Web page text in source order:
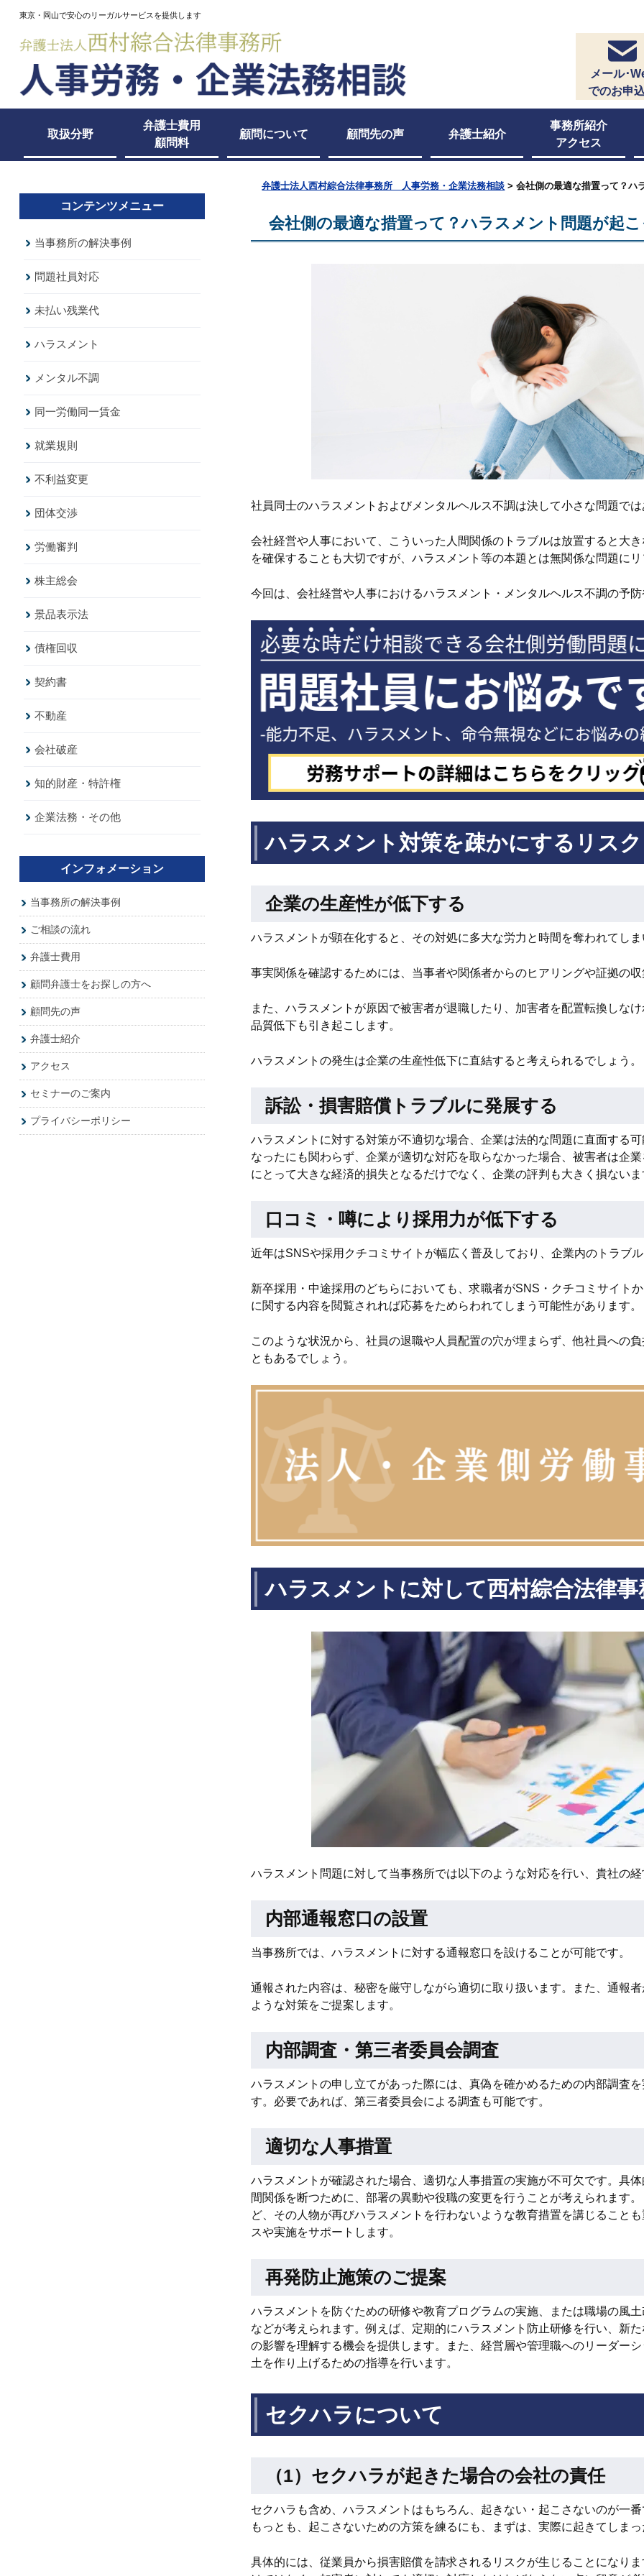
東京・岡山で安心のリーガルサービスを提供します
メール･
でのお申
取扱分野
弁護士費用
顧問料
顧問について 顧問先の声 弁護士紹介
事務所紹介
アクセス
弁護士法人西村綜合法律事務所 人事労務・企業法務相談 >会社側の最適な措置って？ハ
会社側の最適な措置って？ハラスメント問題が起
社員同士のハラスメントおよびメンタルヘルス不調は決して小さな問題で
会社経営や人事において、こういった人間関係のトラブルは放置すると大
を確保することも大切ですが、ハラスメント等の本題とは無関係な問題に
今回は、会社経営や人事におけるハラスメント・メンタルヘルス不調の予
ハラスメント対策を疎かにするリスク
企業の生産性が低下する
ハラスメントが顕在化すると、その対処に多大な労力と時間を奪われてし
事実関係を確認するためには、当事者や関係者からのヒアリングや証拠の
また、ハラスメントが原因で被害者が退職したり、加害者を配置転換しな
品質低下も引き起こします。
ハラスメントの発生は企業の生産性低下に直結すると考えられるでしょう。
訴訟・損害賠償トラブルに発展する
ハラスメントに対する対策が不適切な場合、企業は法的な問題に直面する
なったにも関わらず、企業が適切な対応を取らなかった場合、被害者は企
にとって大きな経済的損失となるだけでなく、企業の評判も大きく損ない
口コミ・噂により採用力が低下する
近年はSNSや採用クチコミサイトが幅広く普及しており、企業内のトラブ
新卒採用・中途採用のどちらにおいても、求職者がSNS・クチコミサイト
に関する内容を閲覧されれば応募をためらわれてしまう可能性があります。
このような状況から、社員の退職や人員配置の穴が埋まらず、他社員への
ともあるでしょう。
ハラスメントに対して西村綜合法律
ハラスメント問題に対して当事務所では以下のような対応を行い、貴社の
内部通報窓口の設置
当事務所では、ハラスメントに対する通報窓口を設けることが可能です。
通報された内容は、秘密を厳守しながら適切に取り扱います。また、通報
ような対策をご提案します。
内部調査・第三者委員会調査
ハラスメントの申し立てがあった際には、真偽を確かめるための内部調査
す。必要であれば、第三者委員会による調査も可能です。
適切な人事措置
ハラスメントが確認された場合、適切な人事措置の実施が不可欠です。具
間関係を断つために、部署の異動や役職の変更を行うことが考えられます
ど、その人物が再びハラスメントを行わないような教育措置を講じること
スや実施をサポートします。
再発防止施策のご提案
ハラスメントを防ぐための研修や教育プログラムの実施、または職場の風
などが考えられます。例えば、定期的にハラスメント防止研修を行い、新
の影響を理解する機会を提供します。また、経営層や管理職へのリーダー
土を作り上げるための指導を行います。
セクハラについて
（1）セクハラが起きた場合の会社の責任
セクハラも含め、ハラスメントはもちろん、起きない・起こさないのが一
もっとも、起こさないための方策を練るにも、まずは、実際に起きてしま
具体的には、従業員から損害賠償を請求されるリスクが生じることになり
コンテンツメニュー
当事務所の解決事例
問題社員対応
未払い残業代
ハラスメント
メンタル不調
同一労働同一賃金
就業規則
不利益変更
団体交渉
労働審判
株主総会
景品表示法
債権回収
契約書
不動産
会社破産
知的財産・特許権
企業法務・その他
インフォメーション
当事務所の解決事例
ご相談の流れ
弁護士費用
顧問弁護士をお探しの方へ
顧問先の声
弁護士紹介
アクセス
セミナーのご案内
プライバシーポリシー